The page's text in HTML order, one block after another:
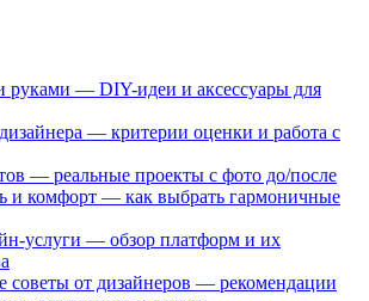
руками — DIY-идеи и аксессуары для
— критерии оценки и работа с
— реальные проекты с фото до/после
и комфорт — как выбрать гармоничные
услуги — обзор платформ и их
советы от дизайнеров — рекомендации